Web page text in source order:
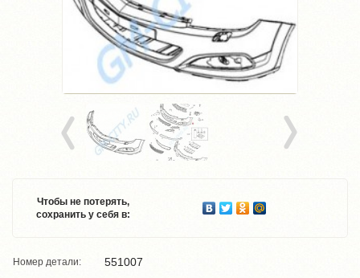
Чтобы не потерять,
сохранить у себя в:
Номер детали: 551007